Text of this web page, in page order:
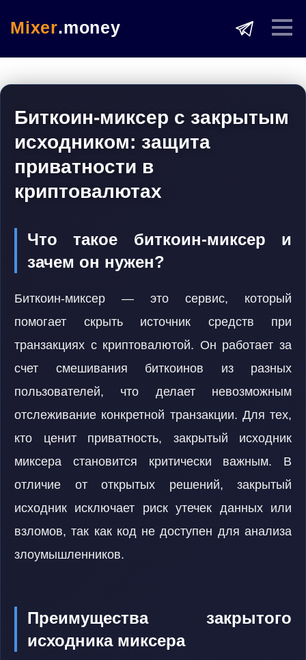
Mixer.money
Биткоин-миксер с закрытым
исходником: защита
приватности в
криптовалютах
Что такое биткоин-миксер и
зачем он нужен?
Биткоин-миксер — это сервис, который
помогает скрыть источник средств при
транзакциях с криптовалютой. Он работает за
счет смешивания биткоинов из разных
пользователей, что делает невозможным
отслеживание конкретной транзакции. Для тех,
кто ценит приватность, закрытый исходник
миксера становится критически важным. В
отличие от открытых решений, закрытый
исходник исключает риск утечек данных или
взломов, так как код не доступен для анализа
злоумышленников.
Преимущества закрытого
исходника миксера